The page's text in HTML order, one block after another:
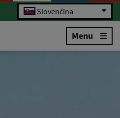
Slovenčina
Menu